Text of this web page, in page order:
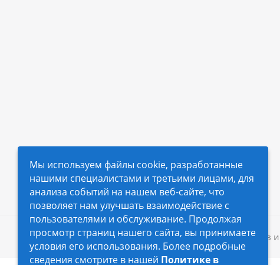
2026 © Автопилот - интернет-магазин Авточехлов и
Мы используем файлы cookie, разработанные
нашими специалистами и третьими лицами, для
анализа событий на нашем веб-сайте, что
позволяет нам улучшать взаимодействие с
пользователями и обслуживание. Продолжая
просмотр страниц нашего сайта, вы принимаете
условия его использования. Более подробные
сведения смотрите в нашей Политике в